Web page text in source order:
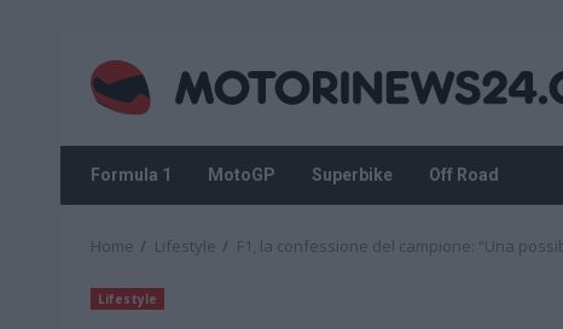
content
Formula 1 MotoGP Superbike Off Road
Home Lifestyle F1, la confessione del campione: “Una
Lifestyle